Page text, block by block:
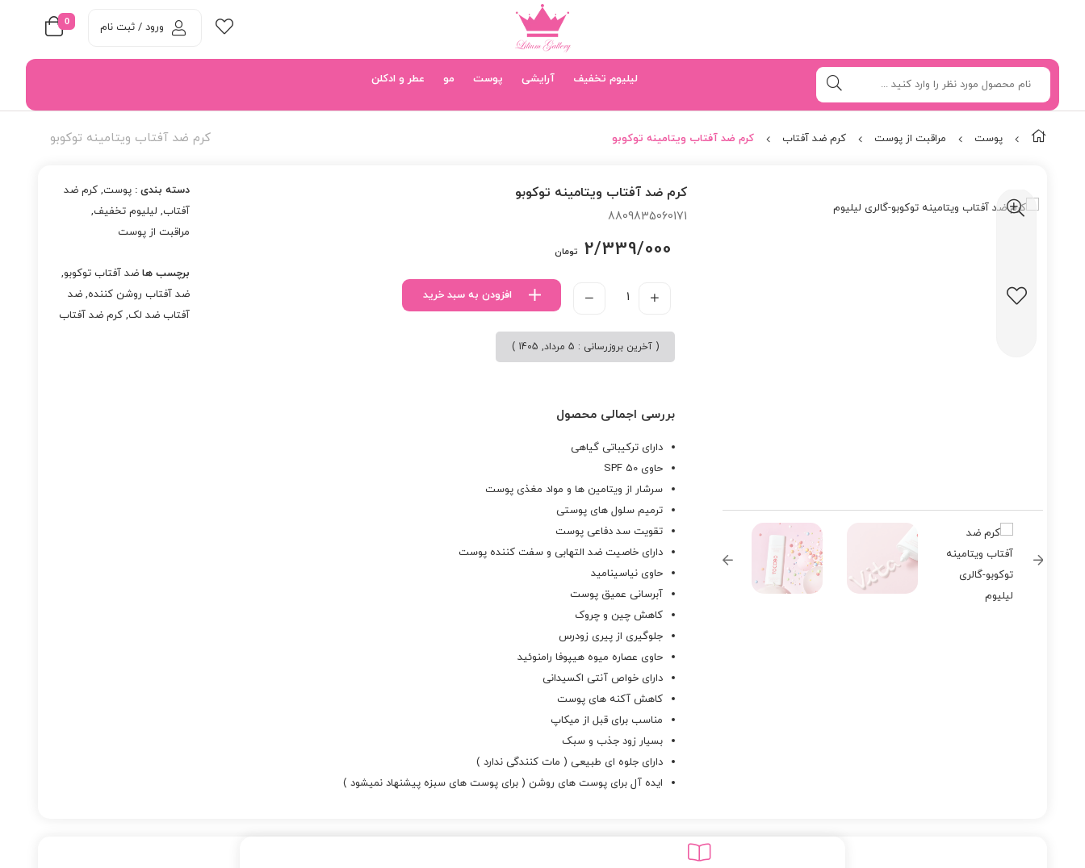
0 ورود / ثبت نام
لیلیوم تخفیف آرایشی پوست مو عطر و ادکلن
کرم ضد آفتاب ویتامینه توکوبو پوست مراقبت از پوست کرم ضد آفتاب کرم ضد آفتاب ویتامینه توکوبو
کرم ضد آفتاب ویتامینه توکوبو
8809835060171
2/339/000 تومان
افزودن به سبد خرید
( آخرین بروزرسانی : 5 مرداد, 1405 )
دسته بندی :پوست,کرم ضد
آفتاب, لیلیوم تخفیف,
مراقبت از پوست
برچسب هاضد آفتاب توکوبو,
ضد آفتاب روشن کننده,ضد
آفتاب ضد لک,کرم ضد آفتاب
بررسی اجمالی محصول
دارای ترکیباتی گیاهی
حاوی SPF 50
سرشار از ویتامین ها و مواد مغذی پوست
ترمیم سلول های پوستی
تقویت سد دفاعی پوست
دارای خاصیت ضد التهابی و سفت کننده پوست
حاوی نیاسینامید
آبرسانی عمیق پوست
کاهش چین و چروک
جلوگیری از پیری زودرس
حاوی عصاره میوه هیپوفا رامنوئید
دارای خواص آنتی اکسیدانی
کاهش آکنه های پوست
مناسب برای قبل از میکاپ
بسیار زود جذب و سبک
دارای جلوه ای طبیعی ( مات کنندگی ندارد )
ایده آل برای پوست های روشن ( برای پوست های سبزه پیشنهاد نمیشود )